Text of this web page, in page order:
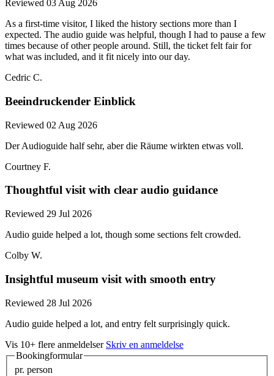
Reviewed 03 Aug 2026
As a first-time visitor, I liked the history sections more than I
expected. The audio guide was helpful, though I had to pause a few
times because of other people around. Still, the ticket felt fair for
what was included, and it fit nicely into our day.
Cedric C.
Beeindruckender Einblick
Reviewed 02 Aug 2026
Der Audioguide half sehr, aber die Räume wirkten etwas voll.
Courtney F.
Thoughtful visit with clear audio guidance
Reviewed 29 Jul 2026
Audio guide helped a lot, though some sections felt crowded.
Colby W.
Insightful museum visit with smooth entry
Reviewed 28 Jul 2026
Audio guide helped a lot, and entry felt surprisingly quick.
Vis 10+ flere anmeldelser Skriv en anmeldelse
Bookingformular
pr. person